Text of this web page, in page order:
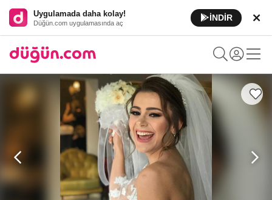
Uygulamada daha kolay!
Düğün.com uygulamasında aç
İNDİR